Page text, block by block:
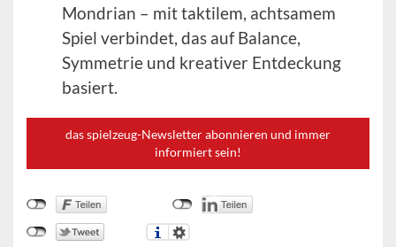
Mondrian – mit taktilem, achtsamem
Spiel verbindet, das auf Balance,
Symmetrie und kreativer Entdeckung
basiert.
das spielzeug-Newsletter abonnieren und immer
informiert sein!